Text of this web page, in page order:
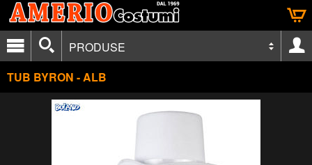
PRODUSE
TUB BYRON - ALB